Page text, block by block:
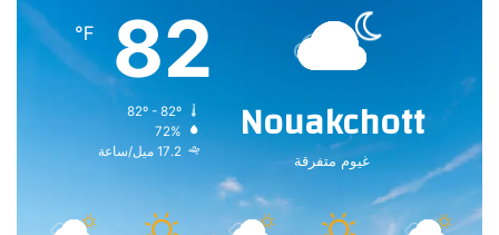
Nouakchott
غيوم متفرقة
82
℉
72%
17.2 ميل/ساعة